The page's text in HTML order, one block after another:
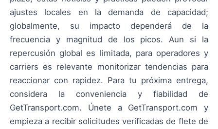
ajustes locales en la demanda de capacidad;
globalmente, su impacto dependerá de la
frecuencia y magnitud de los picos. Aun si la
repercusión global es limitada, para operadores y
carriers es relevante monitorizar tendencias para
reaccionar con rapidez. Para tu próxima entrega,
considera la conveniencia y fiabilidad de
GetTransport.com. Únete a GetTransport.com y
empieza a recibir solicitudes verificadas de flete de